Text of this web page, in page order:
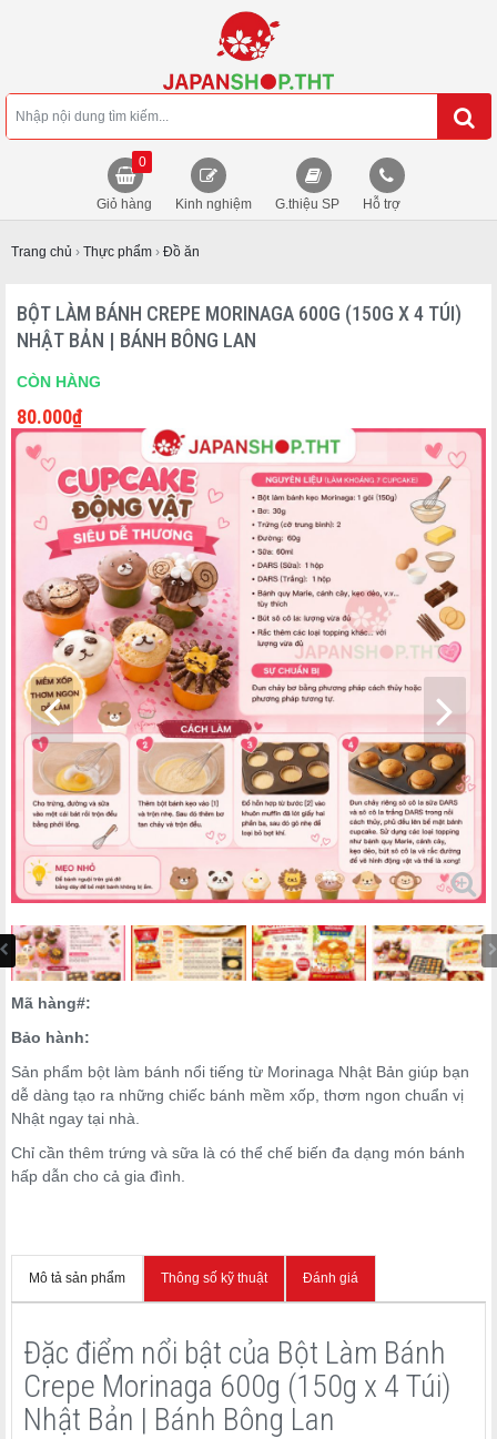
Giỏ hàng
0
Kinh nghiệm G.thiệu SP Hỗ trợ
Trang chủ › Thực phẩm › Đồ ăn
BỘT LÀM BÁNH CREPE MORINAGA 600G (150G X 4 TÚI)
NHẬT BẢN | BÁNH BÔNG LAN
CÒN HÀNG
80.000₫
Mã hàng#:
Bảo hành:
Sản phẩm bột làm bánh nổi tiếng từ Morinaga Nhật Bản giúp bạn
dễ dàng tạo ra những chiếc bánh mềm xốp, thơm ngon chuẩn vị
Nhật ngay tại nhà.
Chỉ cần thêm trứng và sữa là có thể chế biến đa dạng món bánh
hấp dẫn cho cả gia đình.
Mô tả sản phẩm Thông số kỹ thuật Đánh giá
Đặc điểm nổi bật của Bột Làm Bánh
Crepe Morinaga 600g (150g x 4 Túi)
Nhật Bản | Bánh Bông Lan